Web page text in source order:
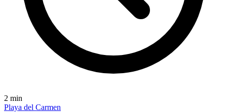
2 min
Playa del Carmen